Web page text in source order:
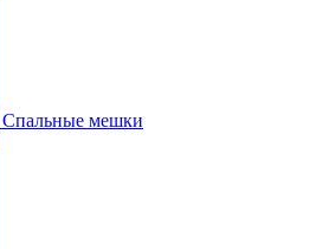
Спальные мешки